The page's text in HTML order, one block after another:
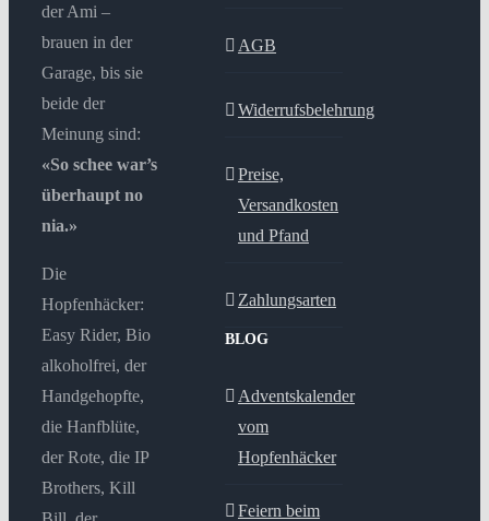
der Ami –
brauen in der
Garage, bis sie
beide der
Meinung sind:
«So schee war’s
überhaupt no
nia.»
Die
Hopfenhäcker:
Easy Rider, Bio
alkoholfrei, der
Handgehopfte,
die Hanfblüte,
der Rote, die IP
Brothers, Kill
AGB
Widerrufsbelehrung
Preise,
Versandkosten
und Pfand
Zahlungsarten
BLOG
Adventskalender
vom
Hopfenhäcker
Feiern beim